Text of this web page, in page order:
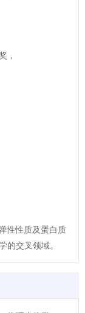
，
性性质及蛋白质
的交叉领域。